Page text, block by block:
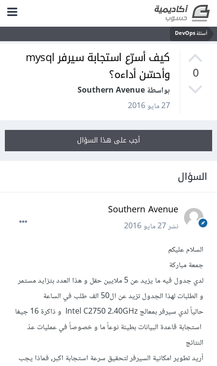
أسئلة DevOps
0
كيف أسرّع استجابة سيرفر mysql
وأحسّن أداءه؟
بواسطة Southern Avenue
27 مايو 2016
أجب على هذا السؤال
السؤال
Southern Avenue
نشر27 مايو 2016
السلام عليكم
جمعة مباركة
لدي جدول فيه ما يزيد عن 5 ملايين حقل و هذا العدد بتزايد مستمر
و الطلبات لهذا الجدول تزيد عن ال50 الف طلب في الساعة
حالياً لدي سيرفر بمعالج Intel C2750 2.40GHz و ذاكرة 16 جيغا
استجابة قاعدة البيانات بطيئة نوعاً ما و خصوصاً في عمليات عدّ
النتائج
أريد تطوير امكانية السيرفر لتحقيق سرعة استجابة اكبر, فماذا يجب